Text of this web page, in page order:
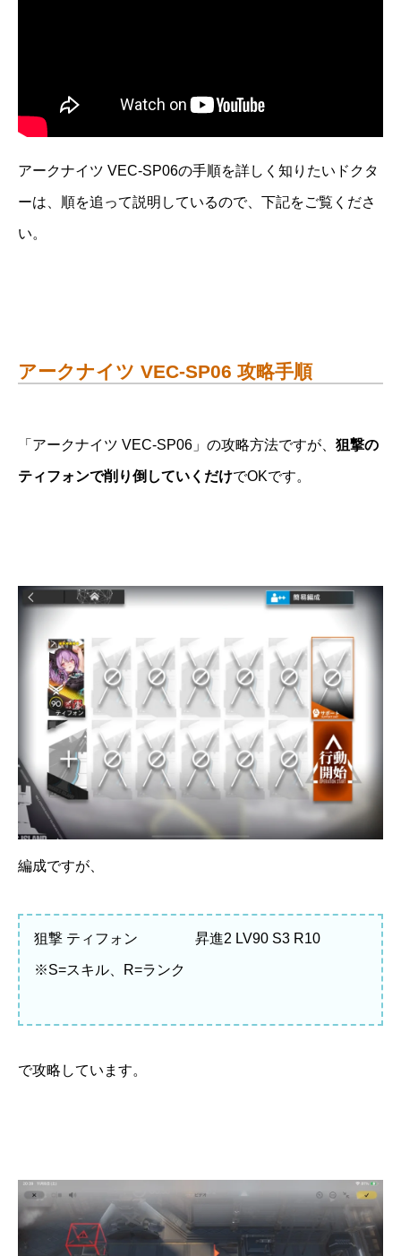
アークナイツ VEC-SP06の手順を詳しく知りたいドクタ
ーは、順を追って説明しているので、下記をご覧くださ
い。
アークナイツ VEC-SP06 攻略手順
「アークナイツ VEC-SP06」の攻略方法ですが、 狙撃の
ティフォンで削り倒していくだけでOKです。
編成ですが、
狙撃 ティフォン 昇進2 LV90 S3 R10
※S=スキル、R=ランク
で攻略しています。